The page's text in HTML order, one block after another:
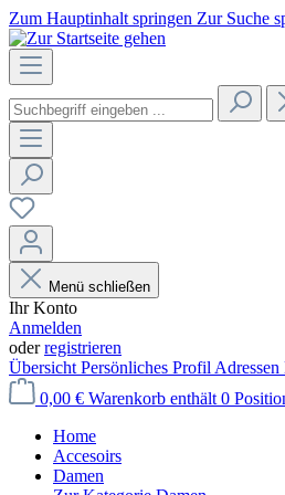
Zum Hauptinhalt springen Zur Suche
Menü schließen
Ihr Konto
Anmelden
oderregistrieren
Übersicht Persönliches Profil Adressen
0,00 € Warenkorb enthält 0
Home
Accesoirs
Damen